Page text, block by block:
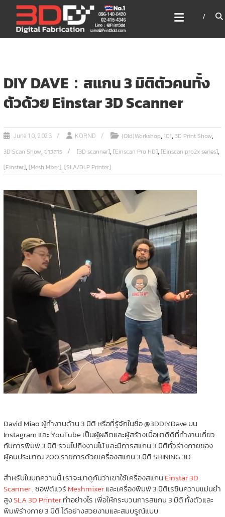
content
3DD DIGITAL FABRICATION
เครื่องพิมพ์3มิติ สแกนเนอร์
เลเซอร์
DIY DAVE：สแกน 3 มิติตัวคนทั้ง
ตัวด้วย Einstar 3D Scanner
June 10, 2023 KORND (Old)Workshop,101,3D Print Show,
3D Scan Show,ข่าวสาร [3D scanner],[Einscan Pro HD],[Einscan pro2x series],
[Einstar],[Mesh Mixer],[SLA/DLP Printer]
David Miao ผู้ทำงานด้าน 3 มิติ หรือที่รู้จักในชื่อ @3DDIYDave บน
Instagram และ YouTube เป็นผู้ผลิตและผู้สร้างเนื้อหาดีดีที่ทำงานเกี่ยว
กับการพิมพ์ 3 มิติ รวมไปถึงงานไม้ และมีการสแกน 3 มิติทั่วร่างกายของ
ผู้คนประมาณ 200 รายการด้วยเครื่องสแกน 3 มิติ SHINING 3D
สำหรับในบทความนี้ เราจะมาดูกันว่าเขาใช้เครื่องสแกน Einstar 3D
Scanner, ซอฟต์แวร์Meshmixerและเครื่องพิมพ์ 3 มิติเรซินความแม่นยำ
สูงSLA 3D Printerทำอย่างไร เพื่อให้กระบวนการสแกน 3 มิติ ทั้งตัวและ
พิมพ์ร่างกาย 3 มิติ ได้อย่างสวยงามและสมบรูณ์แบบ